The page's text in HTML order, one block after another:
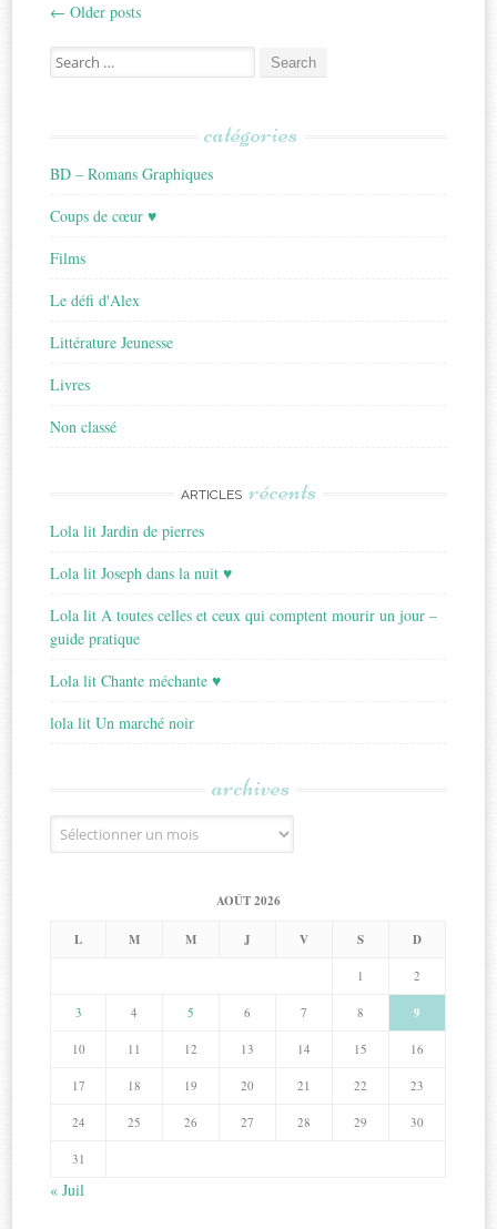
Post
navigation
← Older posts
Search
for:
catégories
BD – Romans Graphiques
Coups de cœur ♥
Films
Le défi d'Alex
Littérature Jeunesse
Livres
Non classé
ARTICLES récents
Lola lit Jardin de pierres
Lola lit Joseph dans la nuit ♥
Lola lit A toutes celles et ceux qui comptent mourir un jour –
guide pratique
Lola lit Chante méchante ♥
lola lit Un marché noir
archives
Archives
AOÛT 2026
L M M J V S D
1 2
3 4 5 6 7 8 9
10 11 12 13 14 15 16
17 18 19 20 21 22 23
24 25 26 27 28 29 30
31
« Juil